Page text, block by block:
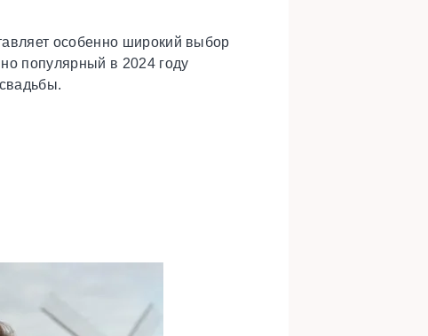
особенно широкий выбор
популярный в 2024 году